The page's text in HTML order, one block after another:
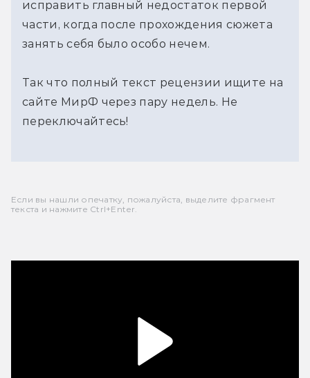
исправить главный недостаток первой
части, когда после прохождения сюжета
занять себя было особо нечем.
Так что полный текст рецензии ищите на
сайте МирФ через пару недель. Не
переключайтесь!
Если вы нашли опечатку, пожалуйста, выделите фрагмент
текста и нажмите Ctrl+Enter.